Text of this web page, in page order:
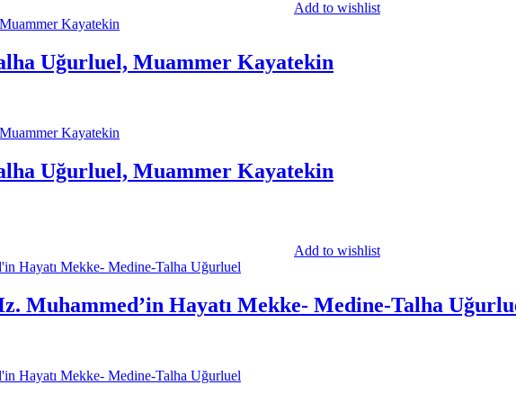
Add to wishlist
Uğurluel, Muammer Kayatekin
Uğurluel, Muammer Kayatekin
Add to wishlist
Muhammed’in Hayatı Mekke- Medine-Talha